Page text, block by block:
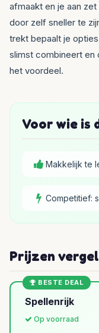
afmaakt en je aan
door zelf sneller te
trekt bepaalt je
slimst combineert en
het voordeel.
Voor wie is
Makkelijk te
Competitief:
Prijzen
BESTE DEAL
Spellenrijk
Op voorraad